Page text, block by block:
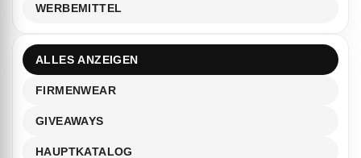
WERBEMITTEL
ALLES ANZEIGEN
FIRMENWEAR
GIVEAWAYS
HAUPTKATALOG